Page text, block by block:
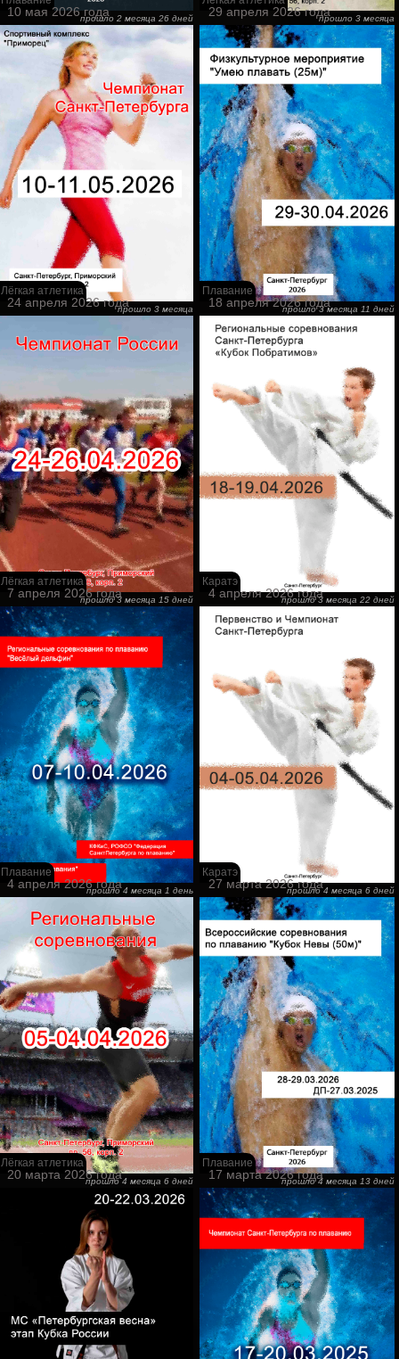
прошло 2 месяца 26 дней прошло 3 месяца
10 мая 2026 года
Лёгкая атлетика
прошло 3 месяца
29 апреля 2026 года
Плавание
прошло 3 месяца 11 дней
24 апреля 2026 года
Лёгкая атлетика
прошло 3 месяца 15 дней
18 апреля 2026 года
Каратэ
прошло 3 месяца 22 дней
7 апреля 2026 года
Плавание
прошло 4 месяца 1 день
4 апреля 2026 года
Каратэ
прошло 4 месяца 6 дней
4 апреля 2026 года
Лёгкая атлетика
прошло 4 месяца 6 дней
27 марта 2026 года
Плавание
прошло 4 месяца 13 дней
20 марта 2026 года 17 марта 2026 года